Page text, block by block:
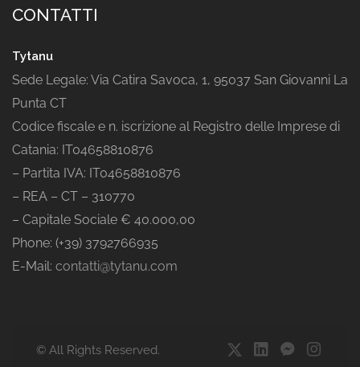
CONTATTI
Tytanu
Sede Legale: Via Catira Savoca, 1, 95037 San Giovanni La
Punta CT
Codice fiscale e n. iscrizione al Registro delle Imprese di
Catania: IT04658810876
– Partita IVA: IT04658810876
– REA – CT – 310770
– Capitale Sociale € 40.000,00
Phone: (+39) 3792766935
E-Mail: contatti@tytanu.com
© All Rights Reserved.